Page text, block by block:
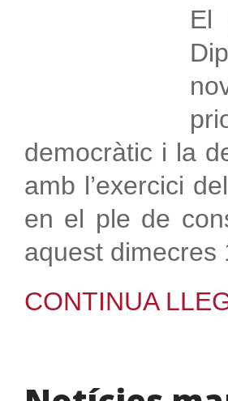
El
democràtic i la
amb l’exercici
en el ple de
aquest dimecres
CONTINUA